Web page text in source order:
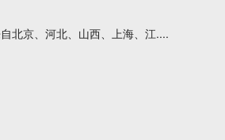
北京、河北、山西、上海、江....